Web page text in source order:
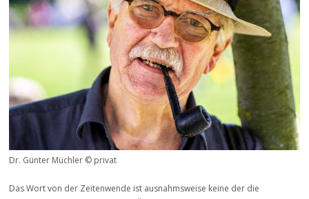
Dr. Günter Müchler © privat
Das Wort von der Zeitenwende ist ausnahmsweise keine der die